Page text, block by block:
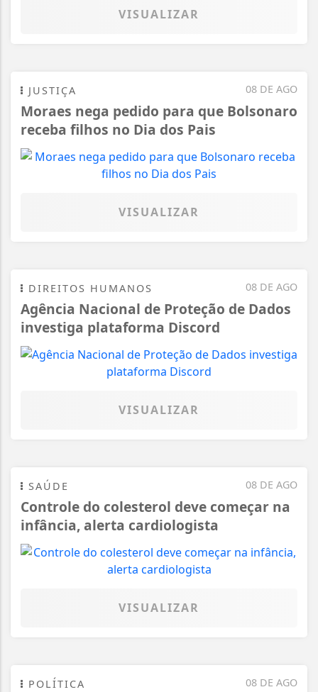
VISUALIZAR
08 DE AGO
JUSTIÇA
Moraes nega pedido para que Bolsonaro
receba filhos no Dia dos Pais
VISUALIZAR
08 DE AGO
DIREITOS HUMANOS
Agência Nacional de Proteção de Dados
investiga plataforma Discord
VISUALIZAR
08 DE AGO
SAÚDE
Controle do colesterol deve começar na
infância, alerta cardiologista
VISUALIZAR
08 DE AGO
POLÍTICA